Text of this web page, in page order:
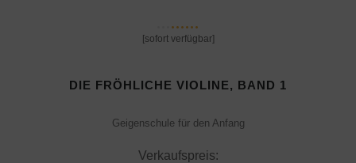
[sofort verfügbar]
DIE FRÖHLICHE VIOLINE, BAND 1
Geigenschule für den Anfang
Verkaufspreis: